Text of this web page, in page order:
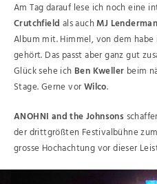
Am Tag darauf lese ich noch eine
Crutchfield als auchMJ Lenderman
Album mit. Himmel, von dem
gehört. Das passt aber ganz gut
Glück sehe ich Ben Kweller beim
Stage. Gerne vorWilco.
ANOHNI and the Johnsons
der drittgrößten Festivalbühne
grosse Hochachtung vor dieser